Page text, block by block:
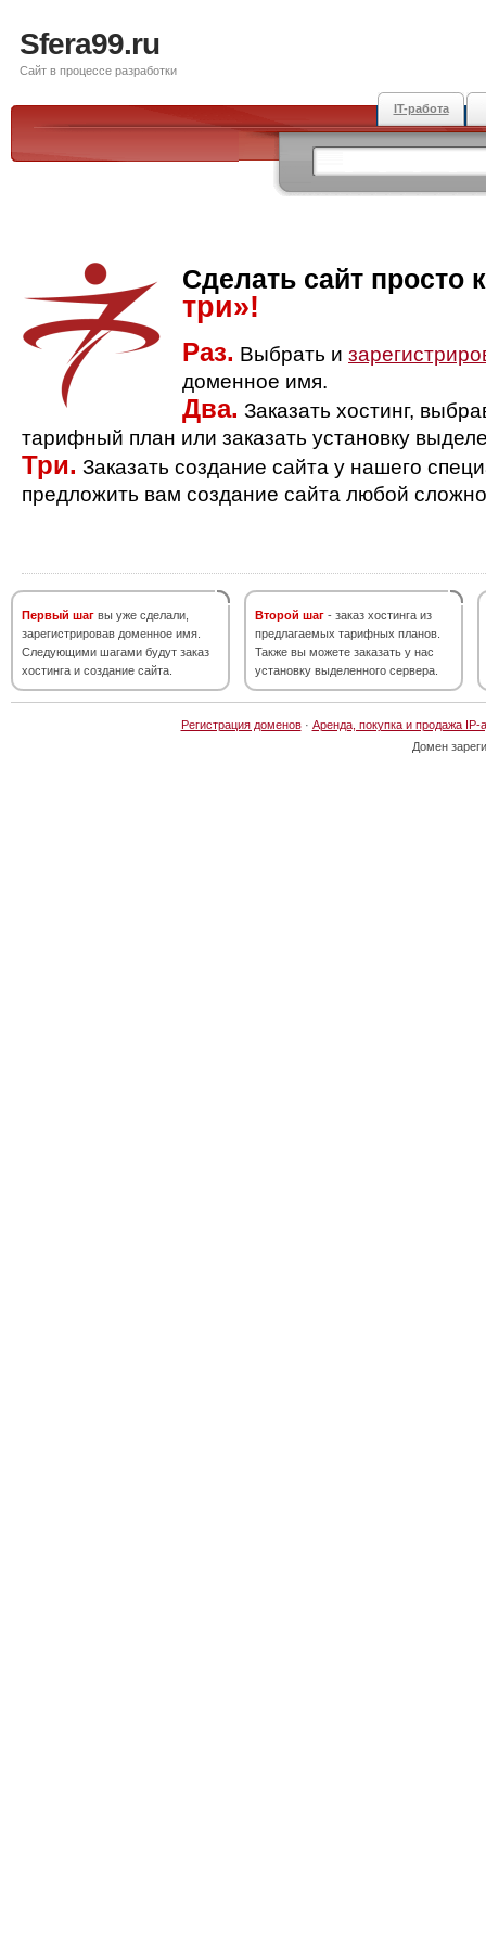
Sfera99.ru
Сайт в процессе разработки
IT-работа
Сделать сайт просто
три»!
Раз. Выбрать и
доменное имя.
Два. Заказать хостинг,
тарифный план или заказать установку
Три. Заказать создание сайта у нашего
предложить вам создание сайта любой
Первый шаг вы уже сделали,
зарегистрировав доменное имя.
Следующими шагами будут заказ
хостинга и создание сайта.
Второй шаг - заказ хостинга из
предлагаемых тарифных планов.
Также вы можете заказать у нас
установку выделенного сервера.
Регистрация доменов· Аренда, покупка и продажа IP-
Домен